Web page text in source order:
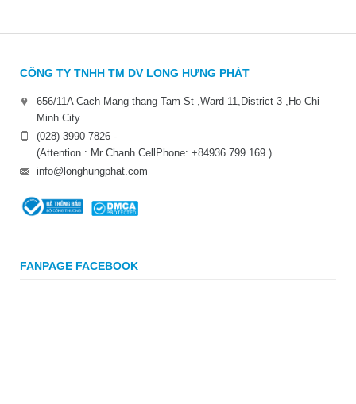
CÔNG TY TNHH TM DV LONG HƯNG PHÁT
656/11A Cach Mang thang Tam St ,Ward 11,District 3 ,Ho Chi
Minh City.
(028) 3990 7826 -
(Attention : Mr Chanh CellPhone: +84936 799 169 )
info@longhungphat.com
FANPAGE FACEBOOK